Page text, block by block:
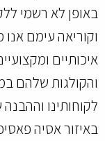
באופן לא רשמי
וקוריאה עימם
איכותיים
והקולגות שלהם
לקוחותינו
באיזור אסיה